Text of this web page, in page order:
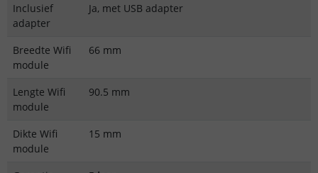
Inclusief
adapter
Ja, met USB adapter
Breedte Wifi
module
66 mm
Lengte Wifi
module
90.5 mm
Dikte Wifi
module
15 mm